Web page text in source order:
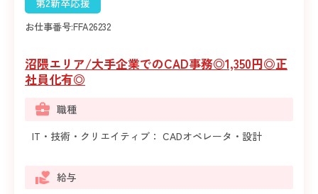
お仕事番号:FFA26232
沼隈エリア/大手企業でのCAD事務◎1,350円◎正
社員化有◎
職種
IT・技術・クリエイティブ： CADオペレータ・設計
給与